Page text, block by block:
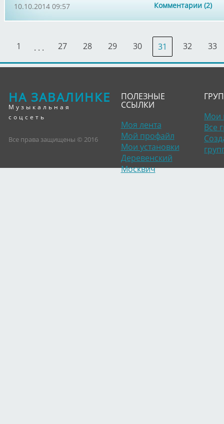
Комментарии (2)
10.10.2014 09:57
1 . . . 27 28 29 30 31 32 33
НА ЗАВАЛИНКЕ
Музыкальная
соцсеть
Все права защищены © 2016
ПОЛЕЗНЫЕ
ССЫЛКИ
Моя лента
Мой профайл
Мои установки
Деревенский
Москвич
Мои
Все